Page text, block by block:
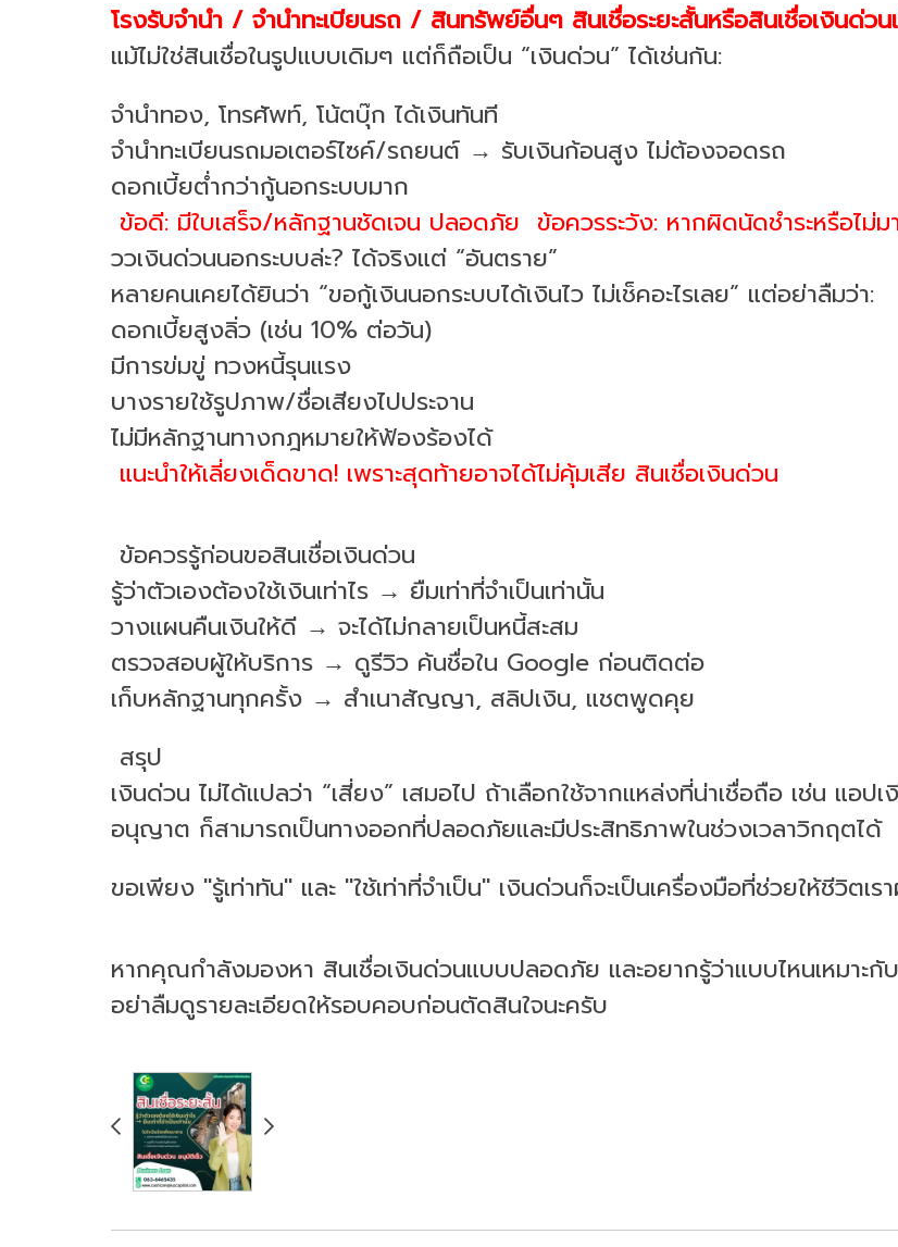
โรงรับจำนำ / จำนำทะเบียนรถ / สินทรัพย์อื่นๆ สินเชื่อระยะสั้นหรือสินเชื่อเงินด่ว
แม้ไม่ใช่สินเชื่อในรูปแบบเดิมๆ แต่ก็ถือเป็น “เงินด่วน” ได้เช่นกัน:
จำนำทอง, โทรศัพท์, โน้ตบุ๊ก ได้เงินทันที
จำนำทะเบียนรถมอเตอร์ไซค์/รถยนต์ → รับเงินก้อนสูง ไม่ต้องจอดรถ
ดอกเบี้ยต่ำกว่ากู้นอกระบบมาก
ข้อดี: มีใบเสร็จ/หลักฐานชัดเจน ปลอดภัย ข้อควรระวัง: หากผิดนัดชำระหรือไม่
ววเงินด่วนนอกระบบล่ะ? ได้จริงแต่ “อันตราย”
หลายคนเคยได้ยินว่า “ขอกู้เงินนอกระบบได้เงินไว ไม่เช็คอะไรเลย” แต่อย่าลืมว่า:
ดอกเบี้ยสูงลิ่ว (เช่น 10% ต่อวัน)
มีการข่มขู่ ทวงหนี้รุนแรง
บางรายใช้รูปภาพ/ชื่อเสียงไปประจาน
ไม่มีหลักฐานทางกฎหมายให้ฟ้องร้องได้
แนะนำให้เลี่ยงเด็ดขาด! เพราะสุดท้ายอาจได้ไม่คุ้มเสีย สินเชื่อเงินด่วน
ข้อควรรู้ก่อนขอสินเชื่อเงินด่วน
รู้ว่าตัวเองต้องใช้เงินเท่าไร → ยืมเท่าที่จำเป็นเท่านั้น
วางแผนคืนเงินให้ดี → จะได้ไม่กลายเป็นหนี้สะสม
ตรวจสอบผู้ให้บริการ → ดูรีวิว ค้นชื่อใน Google ก่อนติดต่อ
เก็บหลักฐานทุกครั้ง → สำเนาสัญญา, สลิปเงิน, แชตพูดคุย
สรุป
เงินด่วน ไม่ได้แปลว่า “เสี่ยง” เสมอไป ถ้าเลือกใช้จากแหล่งที่น่าเชื่อถือ เช่น แอ
อนุญาต ก็สามารถเป็นทางออกที่ปลอดภัยและมีประสิทธิภาพในช่วงเวลาวิกฤตได้
ขอเพียง "รู้เท่าทัน" และ "ใช้เท่าที่จำเป็น" เงินด่วนก็จะเป็นเครื่องมือที่ช่วยให้ชีวิตเ
หากคุณกำลังมองหา สินเชื่อเงินด่วนแบบปลอดภัย และอยากรู้ว่าแบบไหนเหมา
อย่าลืมดูรายละเอียดให้รอบคอบก่อนตัดสินใจนะครับ